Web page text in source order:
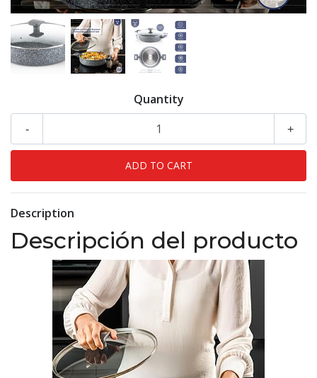
Quantity
+
-
Description
Descripción del producto